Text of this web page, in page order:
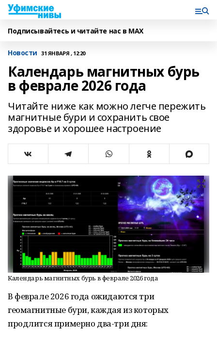
Подписывайтесь и читайте нас в MAX
Новости 31 ЯНВАРЯ , 12:20
Календарь магнитных бурь
в феврале 2026 года
Читайте ниже как можно легче пережить
магнитные бури и сохранить свое
здоровье и хорошее настроение
Календарь магнитных бурь в феврале 2026 года
В феврале 2026 года ожидаются три
геомагнитные бури, каждая из которых
продлится примерно два-три дня: